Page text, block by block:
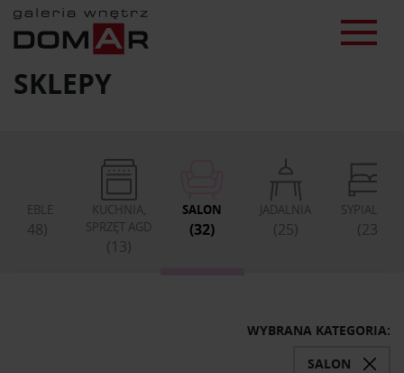
SKLEPY
MEBLE
(48)
KUCHNIA,
SPRZĘT AGD
(13)
SALON
(32)
JADALNIA
(25)
SYPIALNIA
(23)
WYBRANA KATEGORIA:
SALON